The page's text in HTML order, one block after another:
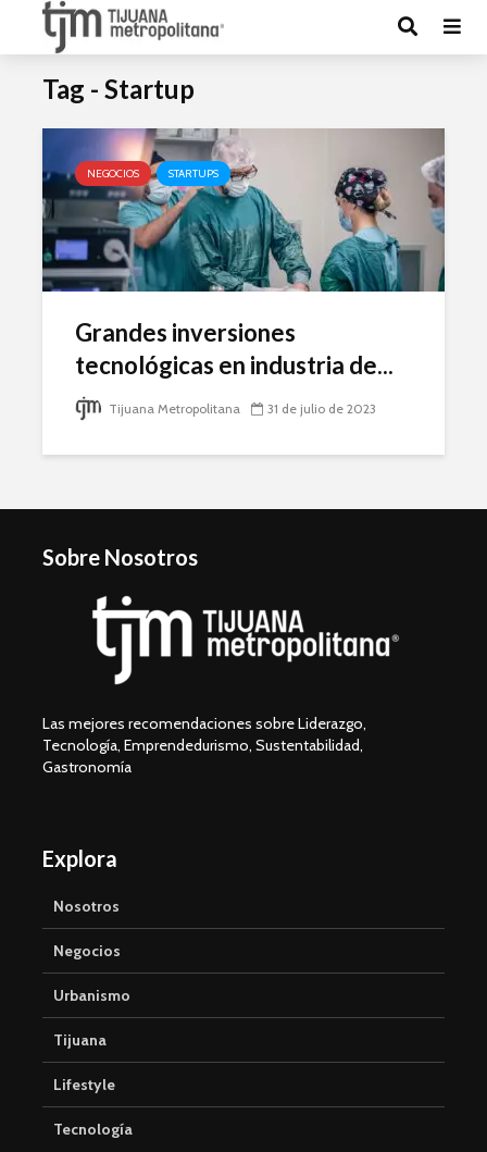
Tag - Startup
NEGOCIOS STARTUPS
Grandes inversiones
tecnológicas en industria de...
Tijuana Metropolitana 31 de julio de 2023
Sobre Nosotros
Las mejores recomendaciones sobre Liderazgo,
Tecnología, Emprendedurismo, Sustentabilidad,
Gastronomía
Explora
Nosotros
Negocios
Urbanismo
Tijuana
Lifestyle
Tecnología